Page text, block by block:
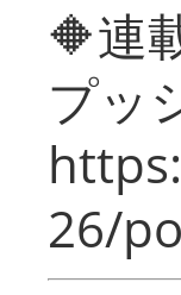
🔶連
プッ
26/